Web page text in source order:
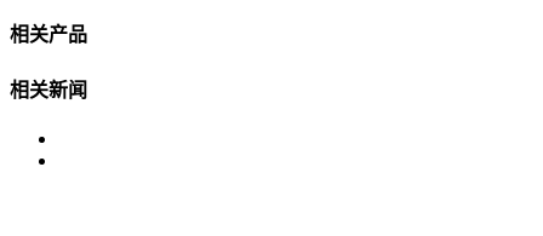
相关产品
相关新闻